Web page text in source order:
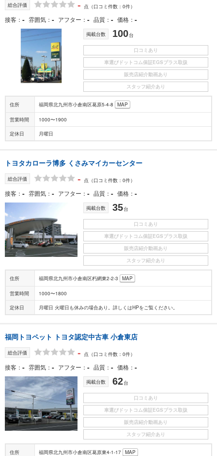
総合評価 - 点 （口コミ件数：0件）
接客 - 雰囲気 - アフター - 品質 - 価格 -
掲載台数 100台
口コミあり
車選びドットコム保証EGSプラス取扱
販売店紹介動画あり
スタッフ紹介あり
住所 福岡県北九州市小倉南区葛原5-4-8 MAP
営業時間 1000〜1900
定休日 月曜日
トヨタカローラ博多 くさみマイカーセンター
総合評価 - 点 （口コミ件数：0件）
接客 - 雰囲気 - アフター - 品質 - 価格 -
掲載台数 35台
口コミあり
車選びドットコム保証EGSプラス取扱
販売店紹介動画あり
スタッフ紹介あり
住所 福岡県北九州市小倉南区朽網東2-2-3 MAP
営業時間 1000〜1800
定休日 月曜日 火曜日も休みの場合あり。詳しくはHPをご覧ください。
福岡トヨペット トヨタ認定中古車 小倉東店
総合評価 - 点 （口コミ件数：0件）
接客 - 雰囲気 - アフター - 品質 - 価格 -
掲載台数 62台
口コミあり
車選びドットコム保証EGSプラス取扱
販売店紹介動画あり
スタッフ紹介あり
住所 福岡県北九州市小倉南区葛原東4-1-17 MAP